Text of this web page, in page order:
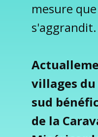
mesure
s'aggrandit.
villages
sud
de la